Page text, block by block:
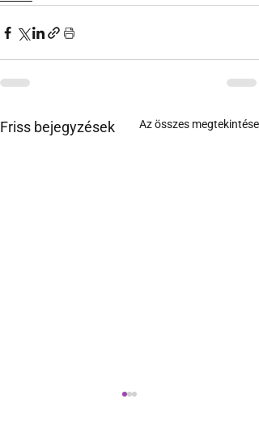
Friss bejegyzések Az összes megtekintése